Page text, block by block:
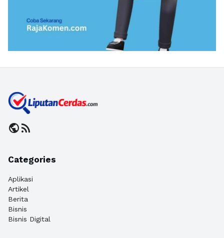
publicrss_feed
Categories
Aplikasi
Artikel
Berita
Bisnis
Bisnis Digital